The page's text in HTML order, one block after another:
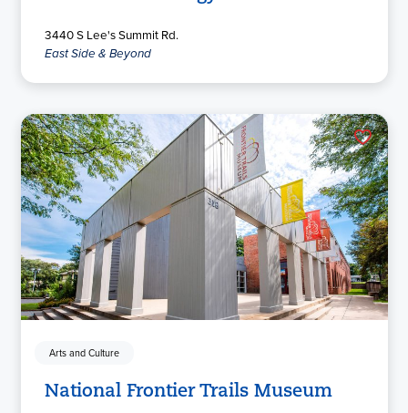
3440 S Lee's Summit Rd.
East Side & Beyond
Arts and Culture
National Frontier Trails Museum